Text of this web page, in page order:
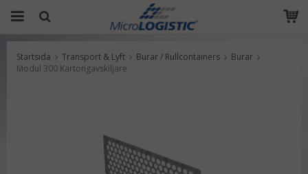
Produkten har blivit tillagd i varukorgen
Startsida Transport & Lyft Burar / Rullcontainers
Burar
Modul 300 Kartongavskiljare